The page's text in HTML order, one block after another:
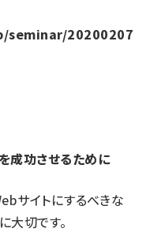
20200207
功させるために
サイトにするべきな
大切です。